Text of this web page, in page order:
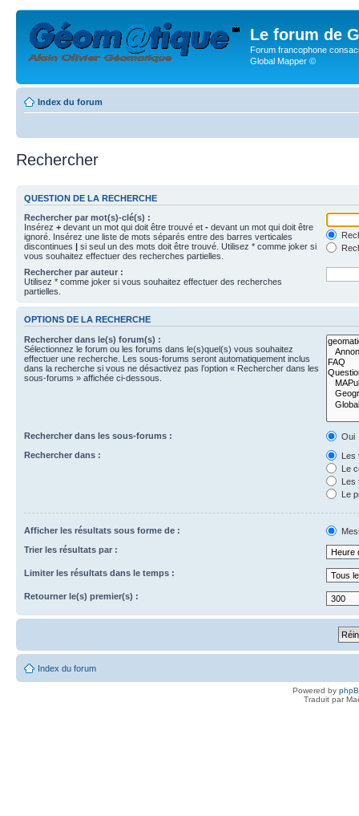
Le forum de
Forum francophone
Global Mapper ©
Index du forum
Rechercher
QUESTION DE LA RECHERCHE
Rechercher par mot(s)-clé(s) :
Insérez + devant un mot qui doit être trouvé et - devant un mot qui doit être
ignoré. Insérez une liste de mots séparés entre des barres verticales
discontinues | si seul un des mots doit être trouvé. Utilisez * comme joker si
vous souhaitez effectuer des recherches partielles.
Rechercher par auteur :
Utilisez * comme joker si vous souhaitez effectuer des recherches
partielles.
OPTIONS DE LA RECHERCHE
Rechercher dans le(s) forum(s) :
Sélectionnez le forum ou les forums dans le(s)quel(s) vous souhaitez
effectuer une recherche. Les sous-forums seront automatiquement inclus
dans la recherche si vous ne désactivez pas l’option « Rechercher dans les
sous-forums » affichée ci-dessous.
Rechercher dans les sous-forums :
Oui
Rechercher dans :
Les
Le
Les
Le
Afficher les résultats sous forme de :
Trier les résultats par :
Limiter les résultats dans le temps :
Retourner le(s) premier(s) :
Index du forum
Powered by
Traduit par